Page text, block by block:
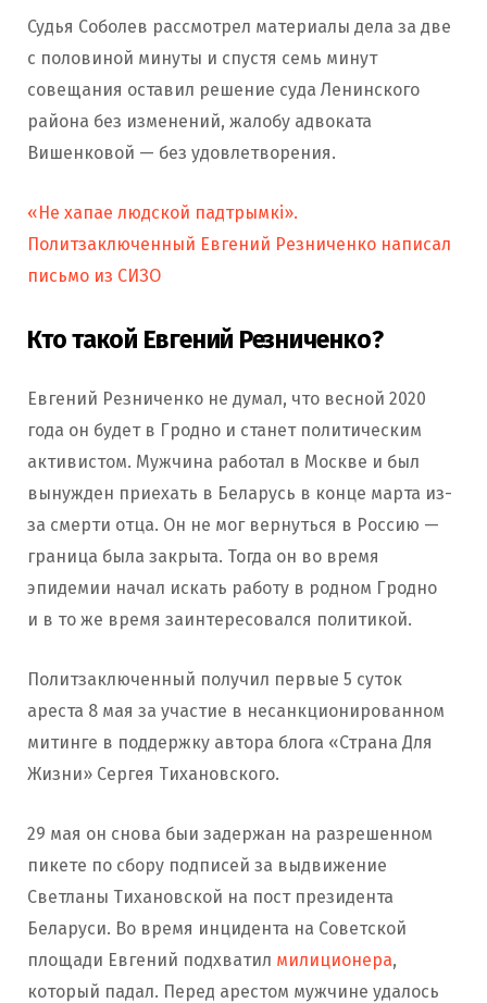
Судья Соболев рассмотрел материалы дела за две
с половиной минуты и спустя семь минут
совещания оставил решение суда Ленинского
района без изменений, жалобу адвоката
Вишенковой — без удовлетворения.
«Не хапае людской падтрымкі».
Политзаключенный Евгений Резниченко написал
письмо из СИЗО
Кто такой Евгений Резниченко?
Евгений Резниченко не думал, что весной 2020
года он будет в Гродно и станет политическим
активистом. Мужчина работал в Москве и был
вынужден приехать в Беларусь в конце марта из-
за смерти отца. Он не мог вернуться в Россию —
граница была закрыта. Тогда он во время
эпидемии начал искать работу в родном Гродно
и в то же время заинтересовался политикой.
Политзаключенный получил первые 5 суток
ареста 8 мая за участие в несанкционированном
митинге в поддержку автора блога «Страна Для
Жизни» Сергея Тихановского.
29 мая он снова быи задержан на разрешенном
пикете по сбору подписей за выдвижение
Светланы Тихановской на пост президента
Беларуси. Во время инцидента на Советской
площади Евгений подхватил милиционера,
который падал. Перед арестом мужчине удалось